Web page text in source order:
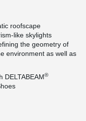
roofscape
like skylights
the geometry of
environment as well as
DELTABEAM®